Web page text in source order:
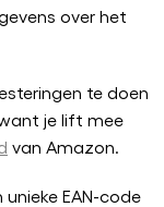
over het
te doen
je lift mee
van Amazon.
EAN-code